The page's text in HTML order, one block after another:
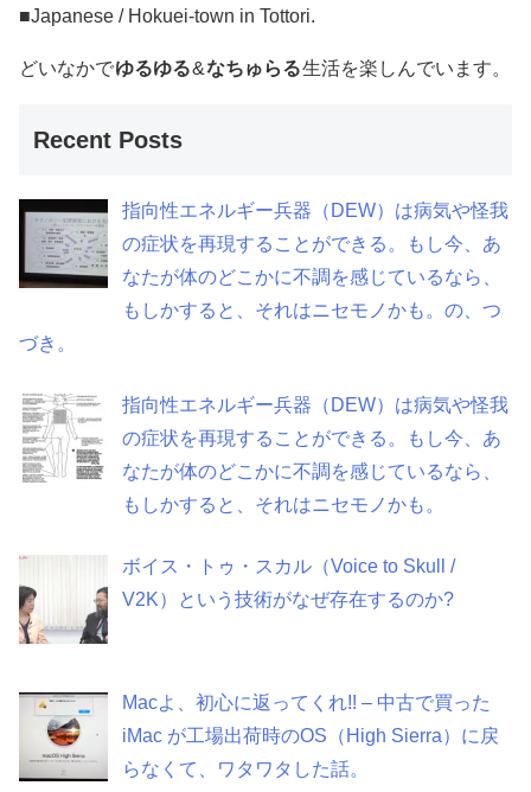
■Japanese / Hokuei-town in Tottori.
どいなかでゆるゆる&なちゅらる生活を楽しんでいます。
Recent Posts
指向性エネルギー兵器（DEW）は病気や怪我
の症状を再現することができる。もし今、あ
なたが体のどこかに不調を感じているなら、
もしかすると、それはニセモノかも。の、つ
づき。
指向性エネルギー兵器（DEW）は病気や怪我
の症状を再現することができる。もし今、あ
なたが体のどこかに不調を感じているなら、
もしかすると、それはニセモノかも。
ボイス・トゥ・スカル（Voice to Skull /
V2K）という技術がなぜ存在するのか?
Macよ、初心に返ってくれ!! – 中古で買った
iMac が工場出荷時のOS（High Sierra）に戻
らなくて、ワタワタした話。